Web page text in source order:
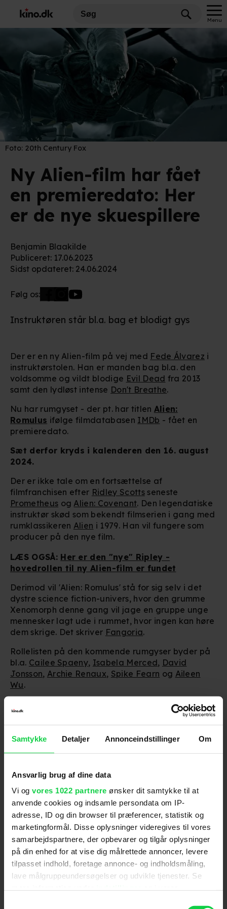
Samtykke Detaljer Annonceindstillinger Om
Ansvarlig brug af dine data
Vi og vores 1022 partnere ønsker dit samtykke til at
anvende cookies og indsamle persondata om IP-
adresse, ID og din browser til præferencer, statistik og
marketingformål. Disse oplysninger videregives til vores
samarbejdspartnere, der opbevarer og tilgår oplysninger
på din enhed for at vise dig målrettede annoncer, levere
tilpasset indhold, foretage annonce- og indholdsmåling,
lave målgruppeundersøgelser og udvikle tjenester. Se
Menu
Foto: 20th Century Fox
Ny Alien-film har fået
en premieredato: Her
er de nye skuespillere
Benjamin Blaakilde
Publiceret: 17.06.2023
Sidst opdateret: 24.06.2024
Følg os:
Instruktøren står bl.a. bag et blodigt gys
Der er en ny Alien-film på vej med Fede Álvarez i
instruktørstolen. Han er manden bag bl.a. den
voldsomme og vildt blodige Evil Dead fra 2013
samt den lydløst intense Don't Breathe.
Nu har rumgyset - der pt. har titlen Alien:
Romulus ifølge filmdatabasen IMDb - fået en
premieredato.
Sæt derfor kryds i kalenderen den 16. august
2024.
Der er ikke tale om en fortsættelse af
filmfranchisen efter Ridley Scottsseneste
Prometheus og Alien: Covenant. Den legendatiske
instruktør skød som bekendt filmserien i gang med
rumklassikeren Alien i 1979. Han vil fungere som
producer på den nye film.
LÆS OGSÅ: Her er den "nye" Ripley -
hovedrollen til ny Alien-film er fundet
Derimod vil 'Alien: Romulus' stå for sig selv i det
dystre science fiction-univers, hvor den grumme
Xenomorph denne gang vil jage en gruppe unge
mennesker lagt ude i rummet, hvor ingen kan høre
dem skrige. Det skriver Fangoria.
Rollelisten på den kommende rumgyser byder på
bl.a. Cailee Spaeny, Isabela Merced, David
Jonsson, Archie Renaux, Spike Fearn og Aileen
Wu.
'Alien: Romulus' har biografpremiere den 16.
august 2024.
Følg os for de seneste nyheder, konkurrencer
samt film- og serietips:
Mest læste nyheder